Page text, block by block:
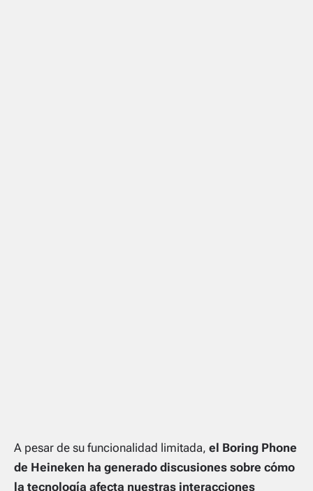
A pesar de su funcionalidad limitada, el Boring Phone
de Heineken ha generado discusiones sobre cómo
la tecnología afecta nuestras interacciones